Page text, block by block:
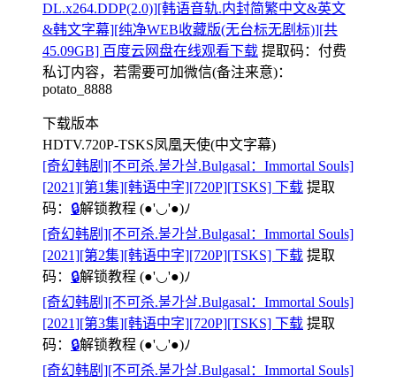
DL.x264.DDP(2.0)][韩语音轨.内封简繁中文&英文
&韩文字幕][纯净WEB收藏版(无台标无剧标)][共
45.09GB] 百度云网盘在线观看下载 提取码： 付费
私订内容，若需要可加微信(备注来意)：
potato_8888
下载版本
HDTV.720P-TSKS凤凰天使(中文字幕)
[奇幻韩剧][不可杀.불가살.Bulgasal：Immortal Souls]
[2021][第1集][韩语中字][720P][TSKS] 下载 提取
码： 🔒解锁教程 (●'◡'●)ﾉ
[奇幻韩剧][不可杀.불가살.Bulgasal：Immortal Souls]
[2021][第2集][韩语中字][720P][TSKS] 下载 提取
码： 🔒解锁教程 (●'◡'●)ﾉ
[奇幻韩剧][不可杀.불가살.Bulgasal：Immortal Souls]
[2021][第3集][韩语中字][720P][TSKS] 下载 提取
码： 🔒解锁教程 (●'◡'●)ﾉ
[奇幻韩剧][不可杀.불가살.Bulgasal：Immortal Souls]